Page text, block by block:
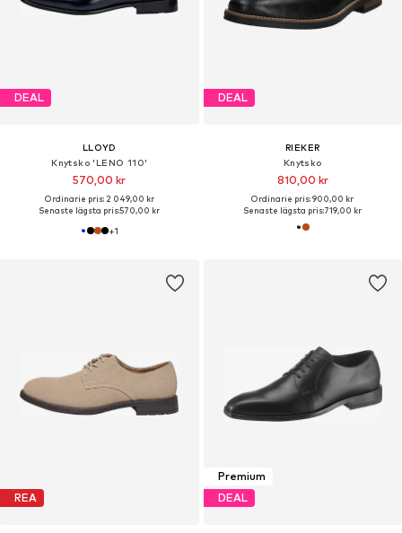
DEAL
LLOYD
Knytsko 'LENO 110'
570,00 kr
Ordinarie pris: 2 049,00 kr
Senaste lägsta pris:570,00 kr
+1
DEAL
RIEKER
Knytsko
810,00 kr
Ordinarie pris: 900,00 kr
Senaste lägsta pris:719,00 kr
REA
Premium
DEAL